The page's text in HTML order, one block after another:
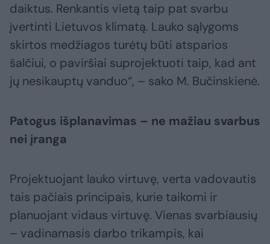
daiktus. Renkantis vietą taip pat svarbu
įvertinti Lietuvos klimatą. Lauko sąlygoms
skirtos medžiagos turėtų būti atsparios
šalčiui, o paviršiai suprojektuoti taip, kad ant
jų nesikauptų vanduo“, – sako M. Bučinskienė.
Patogus išplanavimas – ne mažiau svarbus
nei įranga
Projektuojant lauko virtuvę, verta vadovautis
tais pačiais principais, kurie taikomi ir
planuojant vidaus virtuvę. Vienas svarbiausių
– vadinamasis darbo trikampis, kai